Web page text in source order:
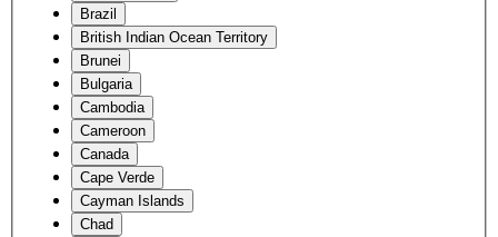
Brazil
British Indian Ocean Territory
Brunei
Bulgaria
Cambodia
Cameroon
Canada
Cape Verde
Cayman Islands
Chad